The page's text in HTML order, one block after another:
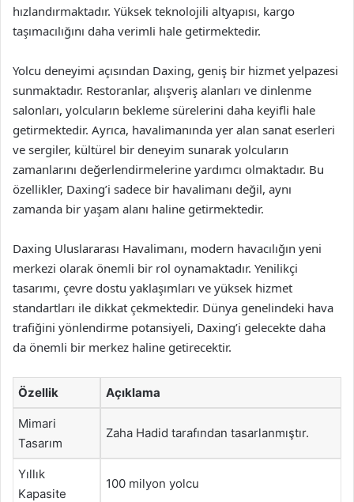
hızlandırmaktadır. Yüksek teknolojili altyapısı, kargo
taşımacılığını daha verimli hale getirmektedir.
Yolcu deneyimi açısından Daxing, geniş bir hizmet yelpazesi
sunmaktadır. Restoranlar, alışveriş alanları ve dinlenme
salonları, yolcuların bekleme sürelerini daha keyifli hale
getirmektedir. Ayrıca, havalimanında yer alan sanat eserleri
ve sergiler, kültürel bir deneyim sunarak yolcuların
zamanlarını değerlendirmelerine yardımcı olmaktadır. Bu
özellikler, Daxing’i sadece bir havalimanı değil, aynı
zamanda bir yaşam alanı haline getirmektedir.
Daxing Uluslararası Havalimanı, modern havacılığın yeni
merkezi olarak önemli bir rol oynamaktadır. Yenilikçi
tasarımı, çevre dostu yaklaşımları ve yüksek hizmet
standartları ile dikkat çekmektedir. Dünya genelindeki hava
trafiğini yönlendirme potansiyeli, Daxing’i gelecekte daha
da önemli bir merkez haline getirecektir.
Özellik Açıklama
Mimari
Tasarım
Zaha Hadid tarafından tasarlanmıştır.
Yıllık
Kapasite
100 milyon yolcu